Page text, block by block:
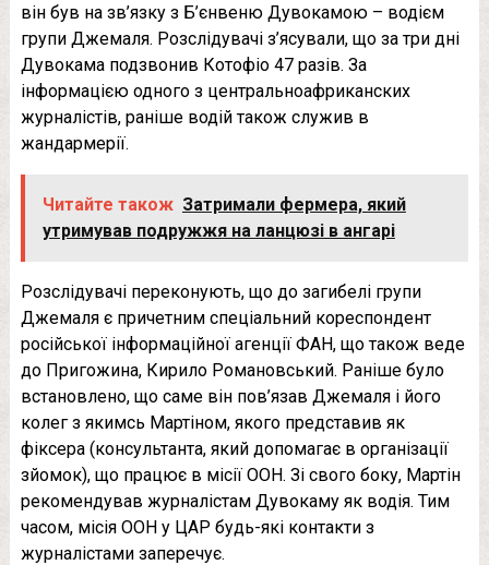
він був на зв’язку з Б’єнвеню Дувокамою – водієм
групи Джемаля. Розслідувачі з’ясували, що за три дні
Дувокама подзвонив Котофіо 47 разів. За
інформацією одного з центральноафриканских
журналістів, раніше водій також служив в
жандармерії.
Читайте також Затримали фермера, який
утримував подружжя на ланцюзі в ангарі
Розслідувачі переконують, що до загибелі групи
Джемаля є причетним спеціальний кореспондент
російської інформаційної агенції ФАН, що також веде
до Пригожина, Кирило Романовський. Раніше було
встановлено, що саме він пов’язав Джемаля і його
колег з якимсь Мартіном, якого представив як
фіксера (консультанта, який допомагає в організації
зйомок), що працює в місії ООН. Зі свого боку, Мартін
рекомендував журналістам Дувокаму як водія. Тим
часом, місія ООН у ЦАР будь-які контакти з
журналістами заперечує.